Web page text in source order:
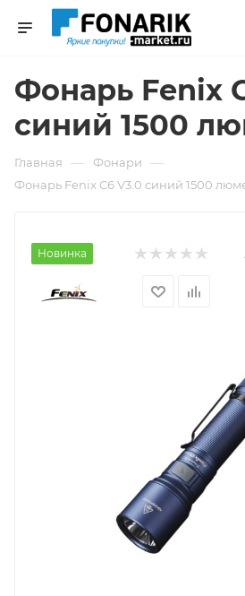
Фонарь Fenix
синий 1500
Главная — Фонари —
Фонарь Fenix C6 V3.0 синий 1500
Новинка